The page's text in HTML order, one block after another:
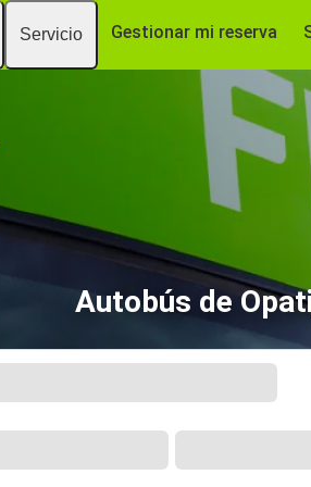
Servicio Gestionar mi reserva
Autobús de